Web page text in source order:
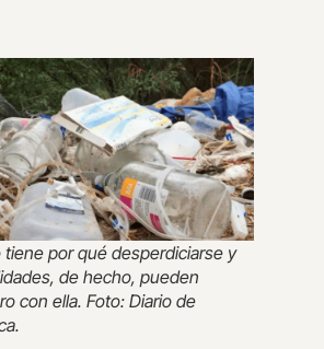
tiene por qué desperdiciarse y
de hecho, pueden
con ella. Foto: Diario de